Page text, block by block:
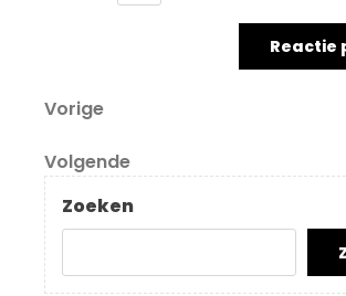
Berichtnavigatie
Vorig
Vorige
Volgend
bericht
Volgende
Zoeken